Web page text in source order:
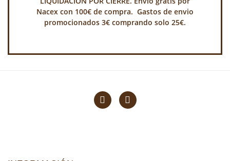
Nacex con 100€ de compra. Gastos de envio
promocionados 3€ comprando solo 25€.